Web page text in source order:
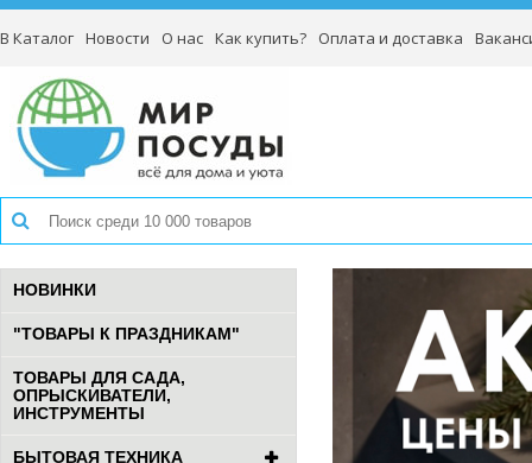
В Каталог Новости О нас Как купить? Оплата и доставка
НОВИНКИ
"ТОВАРЫ К ПРАЗДНИКАМ"
ТОВАРЫ ДЛЯ САДА,
ОПРЫСКИВАТЕЛИ,
ИНСТРУМЕНТЫ
БЫТОВАЯ ТЕХНИКА